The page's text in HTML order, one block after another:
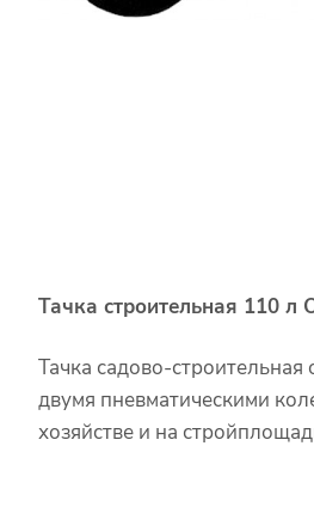
Тачка строительная 110
Тачка садово-
двумя пневматическими
хозяйстве и на